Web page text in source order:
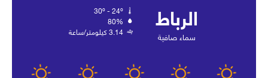
الرباط
سماء صافية
80%
3.14 كيلومتر/ساعة